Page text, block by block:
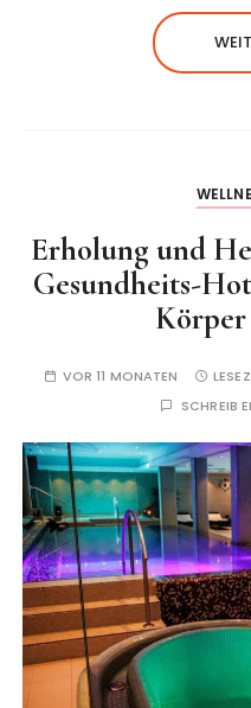
Erholung und
Gesundheits-
VOR 11 MONATEN
SCHREIB